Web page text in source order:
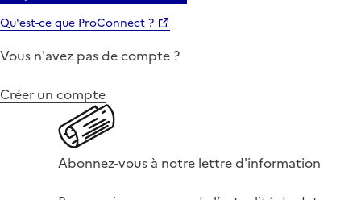
Qu'est-ce que ProConnect ?
Vous n'avez pas de compte ?
Créer un compte
Abonnez-vous à notre lettre d'information